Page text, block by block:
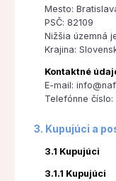
Mesto:
PSČ: 82109
Nižšia územná
Krajina:
Kontaktné
E-mail:
Telefónne číslo:
3. Kupujúci a
3.1 Kupujúci
3.1.1 Kupujúci